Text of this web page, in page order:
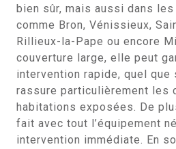
bien sûr, mais aussi dans
comme Bron, Vénissieux,
Rillieux-la-Pape ou encore
couverture large, elle peut
intervention rapide, quel que
rassure particulièrement les
habitations exposées. De
fait avec tout l’équipement
intervention immédiate. En